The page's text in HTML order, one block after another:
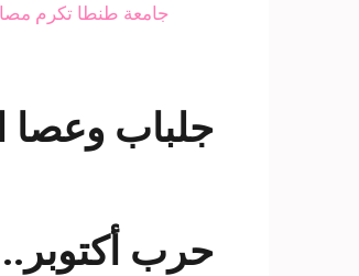
جامعة طنطا تكرم
جلباب وعصا
حرب